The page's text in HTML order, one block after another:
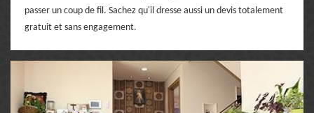
passer un coup de fil. Sachez qu'il dresse aussi un devis totalement
gratuit et sans engagement.